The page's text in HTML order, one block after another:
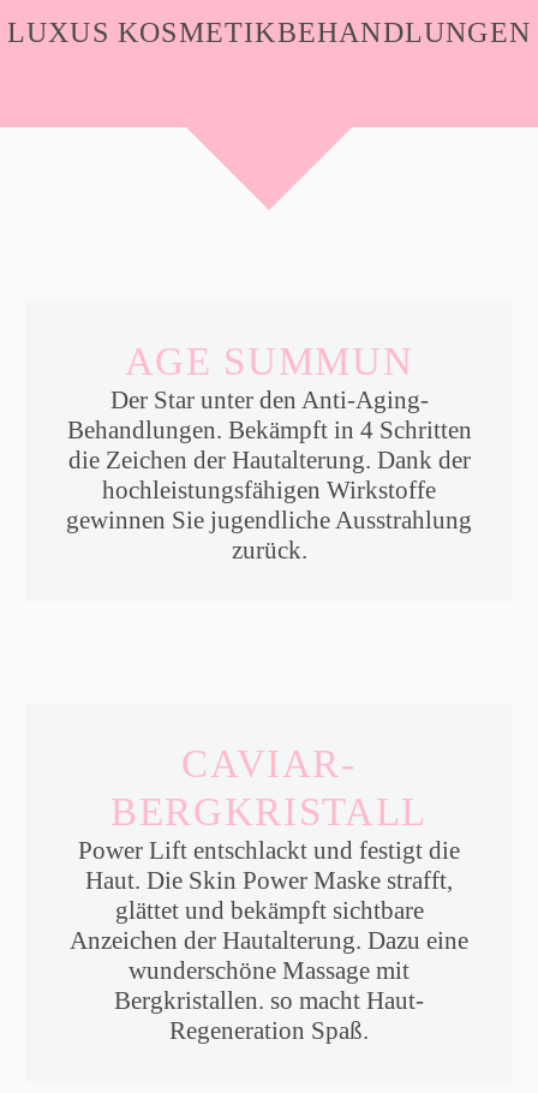
LUXUS KOSMETIKBEHANDLUNGEN
AGE SUMMUN
Der Star unter den Anti-Aging-
Behandlungen. Bekämpft in 4 Schritten
die Zeichen der Hautalterung. Dank der
hochleistungsfähigen Wirkstoffe
gewinnen Sie jugendliche Ausstrahlung
zurück.
CAVIAR-
BERGKRISTALL
Power Lift entschlackt und festigt die
Haut. Die Skin Power Maske strafft,
glättet und bekämpft sichtbare
Anzeichen der Hautalterung. Dazu eine
wunderschöne Massage mit
Bergkristallen. so macht Haut-
Regeneration Spaß.